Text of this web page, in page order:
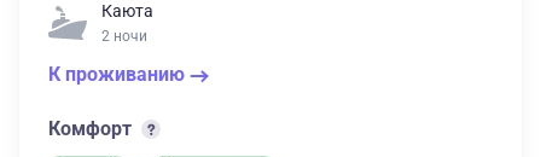
Каюта
2 ночи
К проживанию
Комфорт